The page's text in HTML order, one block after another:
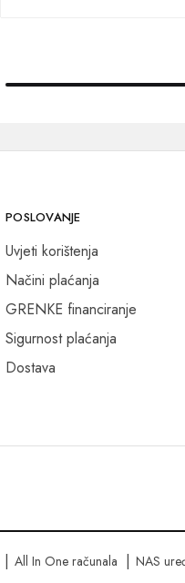
POSLOVANJE
Uvjeti korištenja
Načini plaćanja
GRENKE financiranje
Sigurnost plaćanja
Dostava
All In One računala NAS